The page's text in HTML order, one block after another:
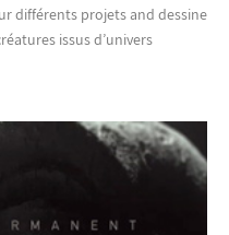
différents projets and dessine
issus d’univers